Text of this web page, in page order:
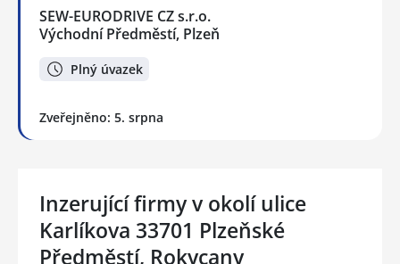
SEW-EURODRIVE CZ s.r.o.
Východní Předměstí, Plzeň
Plný úvazek
Zveřejněno: 5. srpna
Inzerující firmy v okolí ulice
Karlíkova 33701 Plzeňské
Předměstí, Rokycany